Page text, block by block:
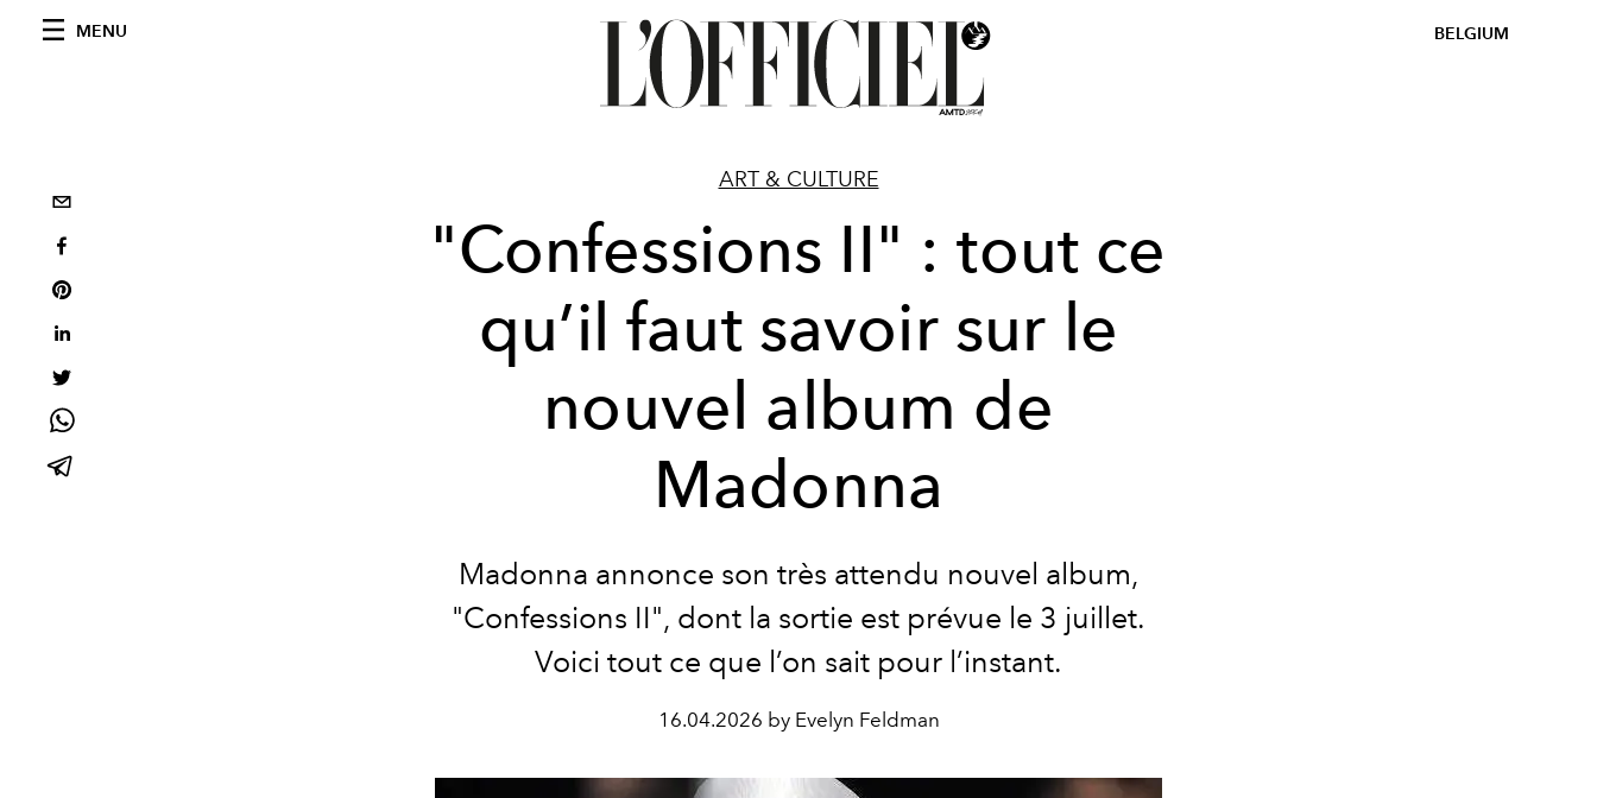
MENU BELGIUM
ART & CULTURE
"Confessions II" : tout ce
qu’il faut savoir sur le
nouvel album de
Madonna
Madonna annonce son très attendu nouvel album,
"Confessions II", dont la sortie est prévue le 3 juillet.
Voici tout ce que l’on sait pour l’instant.
16.04.2026 by Evelyn Feldman